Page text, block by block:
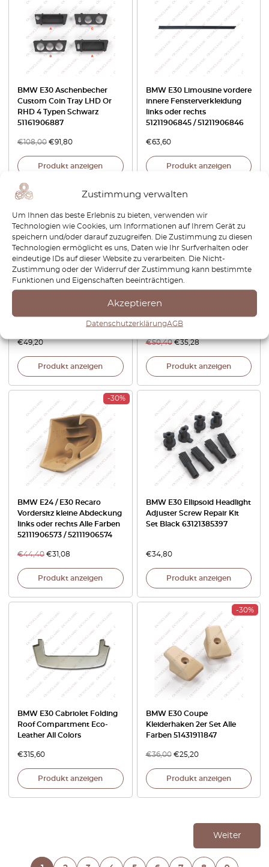
Zustimmung verwalten
Um Ihnen das beste Erlebnis zu bieten, verwenden wir
Technologien wie Cookies, um Informationen auf Ihrem Gerät zu
speichern und/oder darauf zuzugreifen. Die Zustimmung zu diesen
Technologien ermöglicht es uns, Daten wie Ihr Surfverhalten oder
eindeutige IDs auf dieser Website zu verarbeiten. Die Nicht-
Zustimmung oder der Widerruf der Zustimmung kann bestimmte
Funktionen und Eigenschaften beeinträchtigen.
Akzeptieren
DatenschutzerklärungAGB
BMW E30 Aschenbecher
Custom Coin Tray LHD Or
RHD 4 Typen Schwarz
51161906887
€108,00 €91,80
Produkt anzeigen
BMW E30 Limousine vordere
innere Fensterverkleidung
links oder rechts
51211906845 / 51211906846
€63,60
Produkt anzeigen
BMW E21 / E30 / E28 / E24 /
€49,20
Produkt anzeigen
BMW E30 Touring
51471947360
€50,40 €35,28
Produkt anzeigen
-30%
BMW E24 / E30 Recaro
Vordersitz kleine Abdeckung
links oder rechts Alle Farben
52111906573 / 52111906574
€44,40 €31,08
Produkt anzeigen
BMW E30 Ellipsoid Headlight
Adjuster Screw Repair Kit
Set Black 63121385397
€34,80
Produkt anzeigen
BMW E30 Cabriolet Folding
Roof Compartment Eco-
Leather All Colors
€315,60
Produkt anzeigen
-30%
BMW E30 Coupe
Kleiderhaken 2er Set Alle
Farben 51431911847
€36,00 €25,20
Produkt anzeigen
Weiter